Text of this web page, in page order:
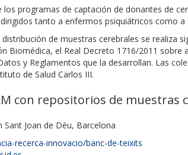
programas de captación de donantes de
tanto a enfermos psiquiátricos como a
de muestras cerebrales se realiza
Biomédica, el Real Decreto 1716/2011
y Reglamentos que la desarrollan. Las
de Salud Carlos III.
con repositorios de muestras
Sant Joan de Dèu, Barcelona
recerca-innovacio/banc-de-teixits